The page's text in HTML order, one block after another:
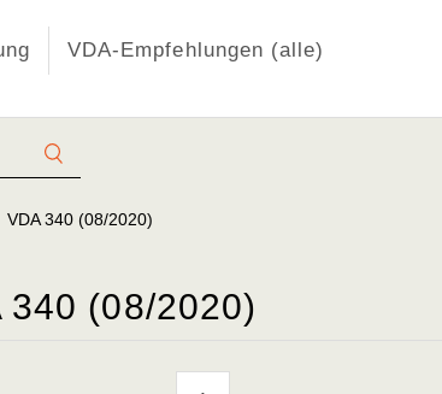
VDA-Empfehlungen (alle)
VDA 340 (08/2020)
340 (08/2020)